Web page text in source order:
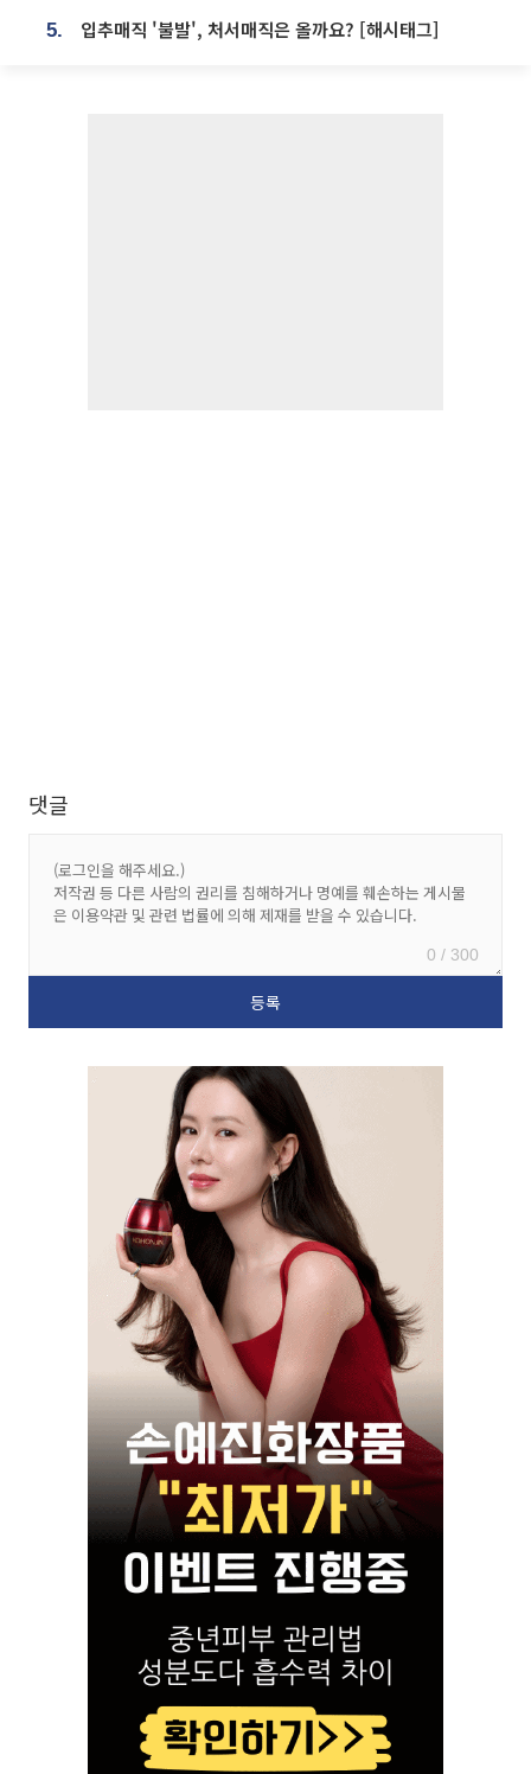
5. 입추매직 '불발', 처서매직은 올까요? [해시태그]
댓글
0 / 300